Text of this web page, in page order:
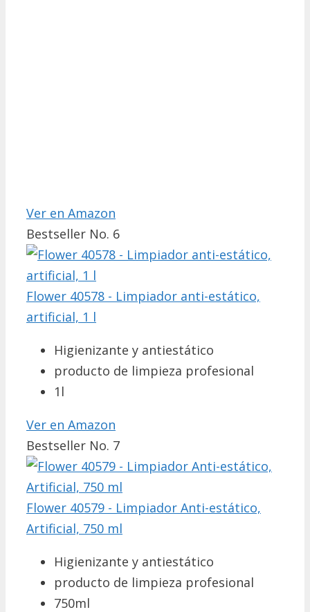
Ver en Amazon
Bestseller No. 6
Flower 40578 - Limpiador anti-estático,
artificial, 1 l
Higienizante y antiestático
producto de limpieza profesional
1l
Ver en Amazon
Bestseller No. 7
Flower 40579 - Limpiador Anti-estático,
Artificial, 750 ml
Higienizante y antiestático
producto de limpieza profesional
750ml